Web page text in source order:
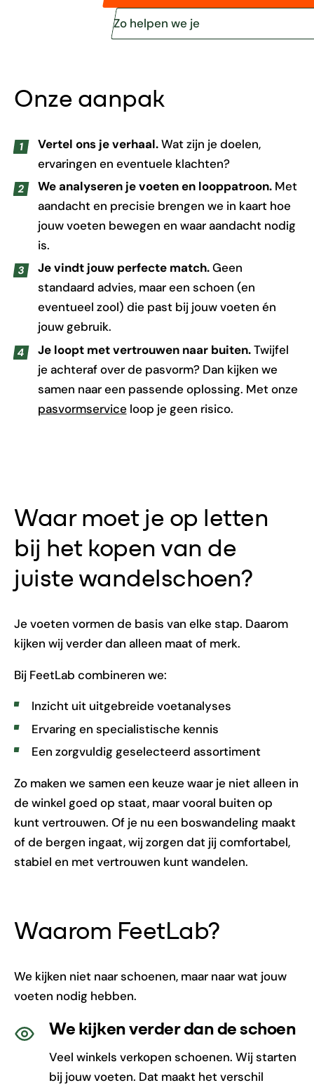
Zo helpen we je
Onze aanpak
Vertel ons je verhaal.Wat zijn je doelen,
ervaringen en eventuele klachten?
We analyseren je voeten en looppatroon.Met
aandacht en precisie brengen we in kaart hoe
jouw voeten bewegen en waar aandacht nodig
is.
Je vindt jouw perfecte match.Geen
standaard advies, maar een schoen (en
eventueel zool) die past bij jouw voeten én
jouw gebruik.
Je loopt met vertrouwen naar buiten.Twijfel
je achteraf over de pasvorm? Dan kijken we
samen naar een passende oplossing. Met onze
pasvormserviceloop je geen risico.
Waar moet je op letten
bij het kopen van de
juiste wandelschoen?
Je voeten vormen de basis van elke stap. Daarom
kijken wij verder dan alleen maat of merk.
Bij FeetLab combineren we:
Inzicht uit uitgebreide voetanalyses
Ervaring en specialistische kennis
Een zorgvuldig geselecteerd assortiment
Zo maken we samen een keuze waar je niet alleen in
de winkel goed op staat, maar vooral buiten op
kunt vertrouwen. Of je nu een boswandeling maakt
of de bergen ingaat, wij zorgen dat jij comfortabel,
stabiel en met vertrouwen kunt wandelen.
Waarom FeetLab?
We kijken niet naar schoenen, maar naar wat jouw
voeten nodig hebben.
We kijken verder dan de schoen
Veel winkels verkopen schoenen. Wij starten
bij jouw voeten. Dat maakt het verschil